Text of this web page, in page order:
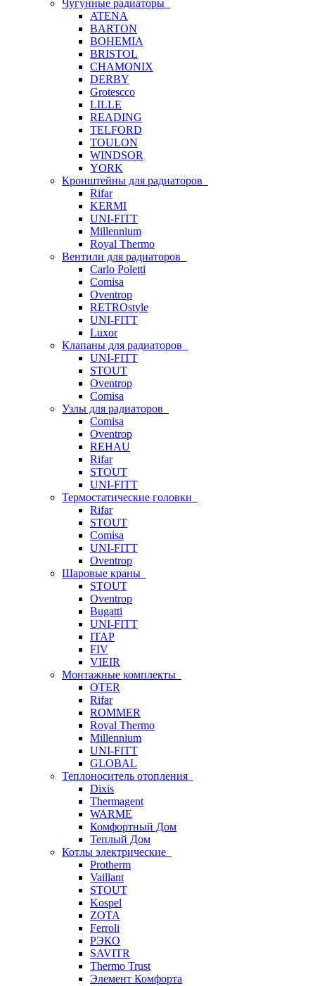
Чугунные радиаторы
ATENA
BARTON
BOHEMIA
BRISTOL
CHAMONIX
DERBY
Grotescco
LILLE
READING
TELFORD
TOULON
WINDSOR
YORK
Кронштейны для радиаторов
Rifar
KERMI
UNI-FITT
Millennium
Royal Thermo
Вентили для радиаторов
Carlo Poletti
Comisa
Oventrop
RETROstyle
UNI-FITT
Luxor
Клапаны для радиаторов
UNI-FITT
STOUT
Oventrop
Comisa
Узлы для радиаторов
Comisa
Oventrop
REHAU
Rifar
STOUT
UNI-FITT
Термостатические головки
Rifar
STOUT
Comisa
UNI-FITT
Oventrop
Шаровые краны
STOUT
Oventrop
Bugatti
UNI-FITT
ITAP
FIV
VIEIR
Монтажные комплекты
OTER
Rifar
ROMMER
Royal Thermo
Millennium
UNI-FITT
GLOBAL
Теплоноситель отопления
Dixis
Thermagent
WARME
Комфортный Дом
Теплый Дом
Котлы электрические
Protherm
Vaillant
STOUT
Kospel
ZOTA
Ferroli
РЭКО
SAVITR
Thermo Trust
Элемент Комфорта